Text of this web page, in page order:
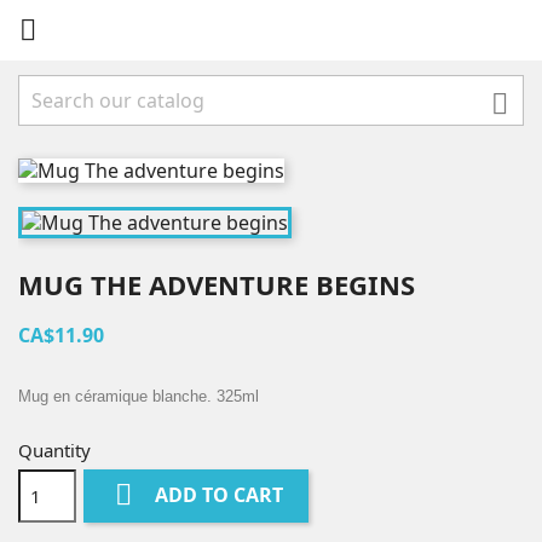


MUG THE ADVENTURE BEGINS
CA$11.90
Mug en céramique blanche. 325ml
Quantity
 ADD TO CART